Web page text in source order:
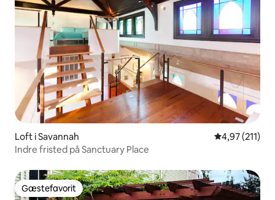
Loft i Savannah 4,97 ud af 5 i
4,97 (211)
Indre fristed på Sanctuary Place
Gæstefavorit
Gæstefavorit